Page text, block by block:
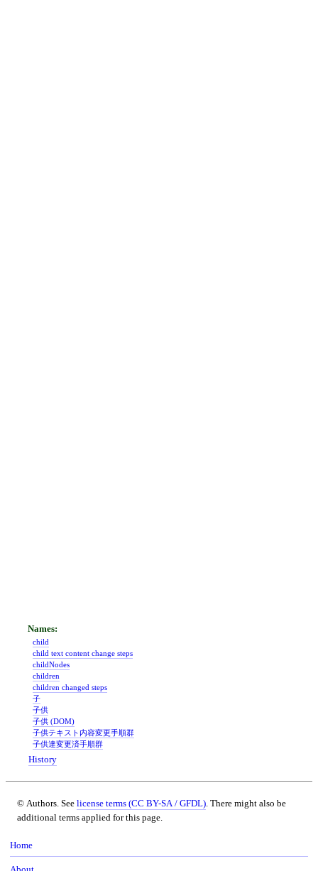
child
child text content change steps
childNodes
children
children changed steps
子
子供
子供 (DOM)
子供テキスト内容変更手順群
子供達変更済手順群
History
© Authors. See license terms (CC BY-SA / GFDL)
additional terms applied for this page.
Home